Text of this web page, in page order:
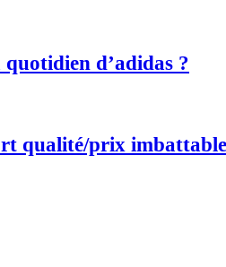
d’adidas ?
qualité/prix